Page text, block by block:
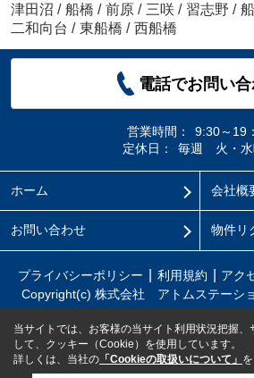
津田沼 / 船橋 / 前原 / 三咲 / 習志野 /
二和向台 / 東船橋 / 西船橋
電話でお問い
営業時間：
9:30～19
定休日：
毎週 火・水
ホーム 会社概
お問い合わせ 物件リ
プライバシーポリシー 利用規約 アク
Copyright(c) 株式会社 アトムステーシ
当サイトでは、お客様の当サイト利用状況把握、
して、クッキー（Cookie）を使用しています。
詳しくは、当社の 「Cookieの取扱いについて」